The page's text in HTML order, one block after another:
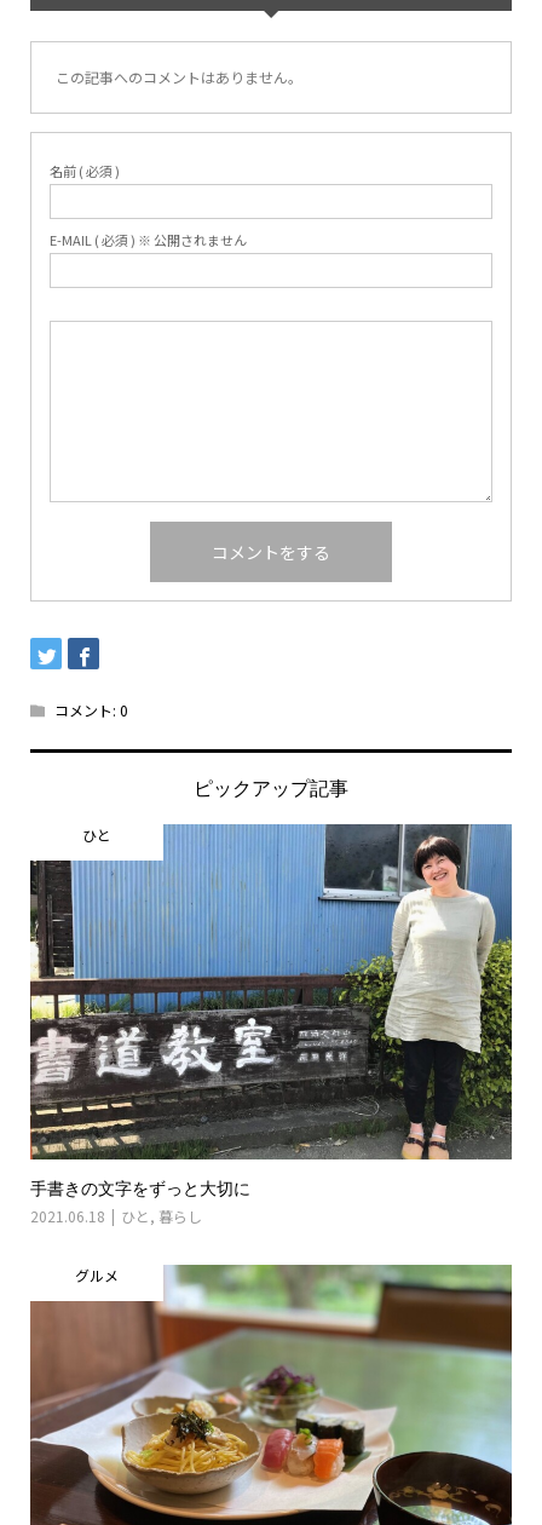
この記事へのコメントはありません。
名前 ( 必須 )
E-MAIL ( 必須 ) ※ 公開されません
コメント: 0
ピックアップ記事
ひと
手書きの文字をずっと大切に
2021.06.18 ひと , 暮らし
グルメ